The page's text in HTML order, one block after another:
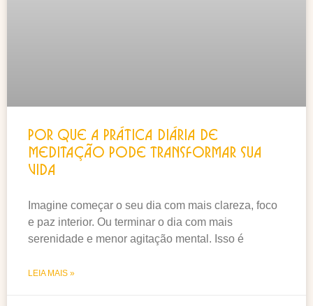
Por que a prática diária de
Meditação pode transformar sua
vida
Imagine começar o seu dia com mais clareza, foco
e paz interior. Ou terminar o dia com mais
serenidade e menor agitação mental. Isso é
LEIA MAIS »